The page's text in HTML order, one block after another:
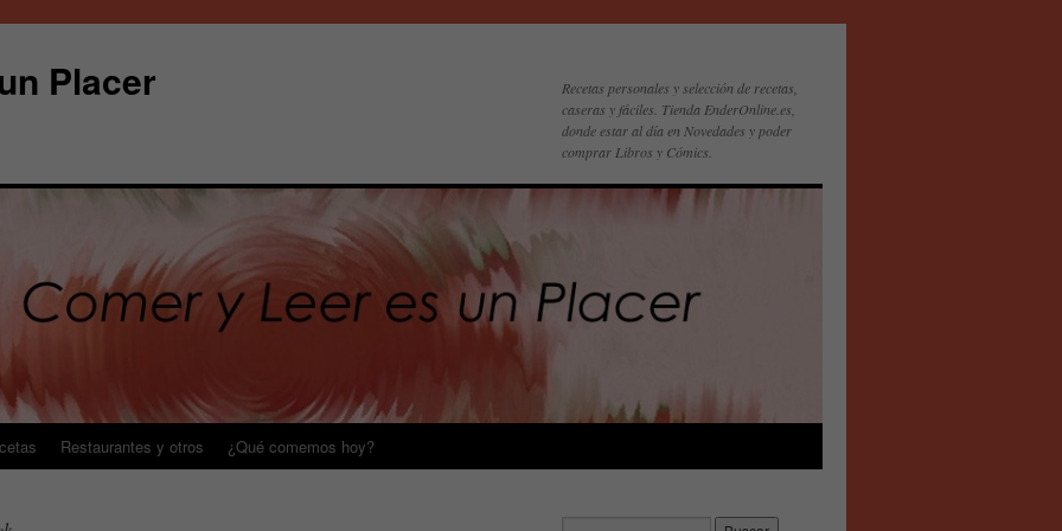
Placer
Recetas personales y selección de recetas,
caseras y fáciles. Tienda EnderOnline.es,
donde estar al día en Novedades y poder
comprar Libros y Cómics.
Restaurantes y otros ¿Qué comemos hoy?